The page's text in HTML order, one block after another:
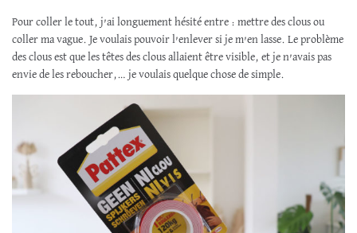
Pour coller le tout, j’ai longuement hésité entre : mettre des clous ou
coller ma vague. Je voulais pouvoir l’enlever si je m’en lasse. Le problème
des clous est que les têtes des clous allaient être visible, et je n’avais pas
envie de les reboucher,… je voulais quelque chose de simple.